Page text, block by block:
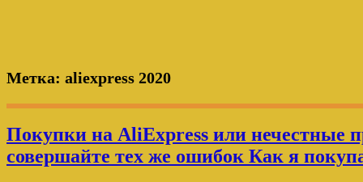
Метка: aliexpress 2020
Покупки на AliExpress или нечестные
совершайте тех же ошибок Как я